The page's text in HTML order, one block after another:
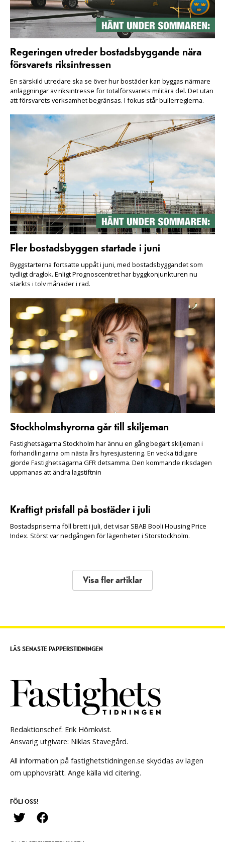
Regeringen utreder bostadsbyggande nära
försvarets riksintressen
En särskild utredare ska se över hur bostäder kan byggas närmare
anläggningar av riksintresse för totalförsvarets militära del. Det utan
att försvarets verksamhet begränsas. I fokus står bullerreglerna.
Fler bostadsbyggen startade i juni
Byggstarterna fortsatte uppåt i juni, med bostadsbyggandet som
tydligt draglok. Enligt Prognoscentret har byggkonjunkturen nu
stärkts i tolv månader i rad.
Stockholmshyrorna går till skiljeman
Fastighetsägarna Stockholm har ännu en gång begärt skiljeman i
förhandlingarna om nästa års hyresjustering. En vecka tidigare
gjorde Fastighetsägarna GFR detsamma. Den kommande riksdagen
uppmanas att ändra lagstiftnin
Kraftigt prisfall på bostäder i juli
Bostadspriserna föll brett i juli, det visar SBAB Booli Housing Price
Index. Störst var nedgången för lägenheter i Storstockholm.
Visa fler artiklar
Redaktionschef: Erik Hörnkvist.
Ansvarig utgivare: Niklas Stavegård.
All information på fastighetstidningen.se skyddas av lagen
om upphovsrätt. Ange källa vid citering.
FÖLJ OSS!
LÄS SENASTE PAPPERSTIDNINGEN